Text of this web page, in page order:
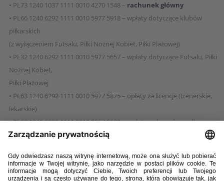
• PL73 1240 1037 1111 0010 4270 1548 – rachunek główny
• PL66 1240 6292 1111 0010 5977 5918 – wpłaty dotyczące klubów
piłkarskich
(z wyłączeniem Futsalu, Piłki Nożnej Kobiet, Piłki Plażowej)
• PL32 1240 6292 1111 0010 5977 5657 – wpłaty dotyczące Futsalu, Piłki
Nożnej Kobiet,
Piłki Plażowej
• PL63 1240 6292 1111 0010 5977 5875 – opłaty za licencje (trenerskie,
lekarskie)
• PL62 1240 6292 1111 0010 5977 5602 – wpłaty za kary dyscyplinarne,
opłaty za odwołania oraz opłaty dot. Piłkarskiego Sądu Polubownego
Trenerów
• PL94 1240 6292 1111 0010 5977 6481 – wpłaty dotyczące Hospitality